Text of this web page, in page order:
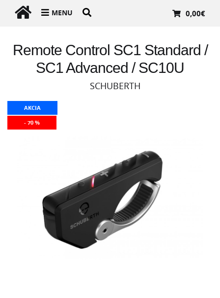
MENU 0,00€
Remote Control SC1 Standard /
SC1 Advanced / SC10U
SCHUBERTH
AKCIA
- 70 %